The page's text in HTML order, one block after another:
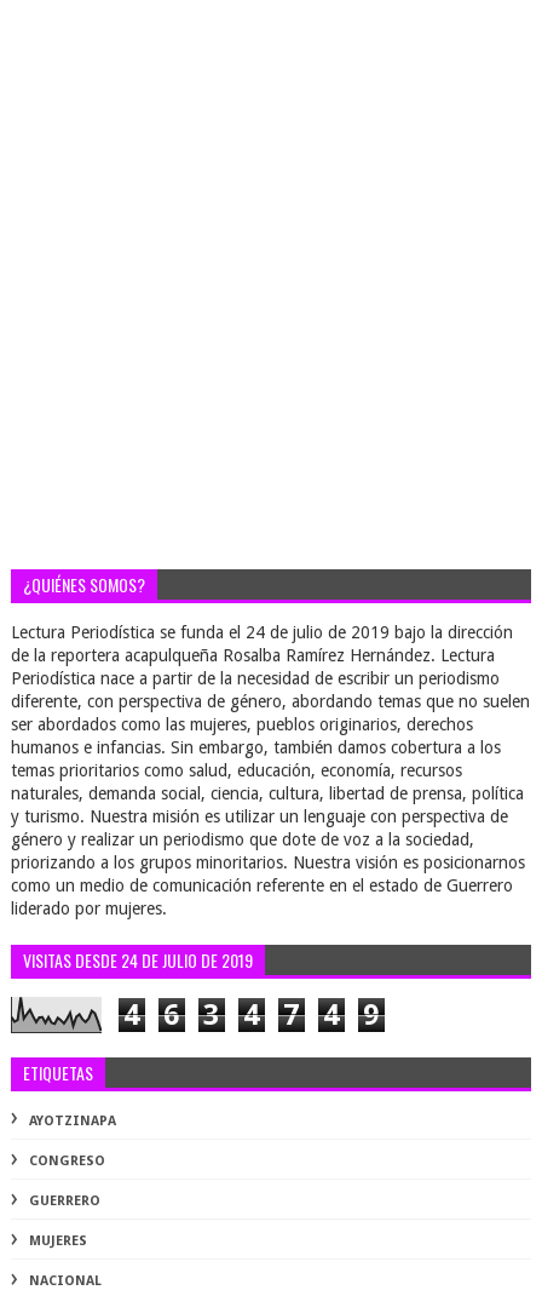
¿QUIÉNES SOMOS?
Lectura Periodística se funda el 24 de julio de 2019 bajo la dirección
de la reportera acapulqueña Rosalba Ramírez Hernández. Lectura
Periodística nace a partir de la necesidad de escribir un periodismo
diferente, con perspectiva de género, abordando temas que no suelen
ser abordados como las mujeres, pueblos originarios, derechos
humanos e infancias. Sin embargo, también damos cobertura a los
temas prioritarios como salud, educación, economía, recursos
naturales, demanda social, ciencia, cultura, libertad de prensa, política
y turismo. Nuestra misión es utilizar un lenguaje con perspectiva de
género y realizar un periodismo que dote de voz a la sociedad,
priorizando a los grupos minoritarios. Nuestra visión es posicionarnos
como un medio de comunicación referente en el estado de Guerrero
liderado por mujeres.
VISITAS DESDE 24 DE JULIO DE 2019
4 6 3 4 7 4 9
ETIQUETAS
AYOTZINAPA
CONGRESO
GUERRERO
MUJERES
NACIONAL